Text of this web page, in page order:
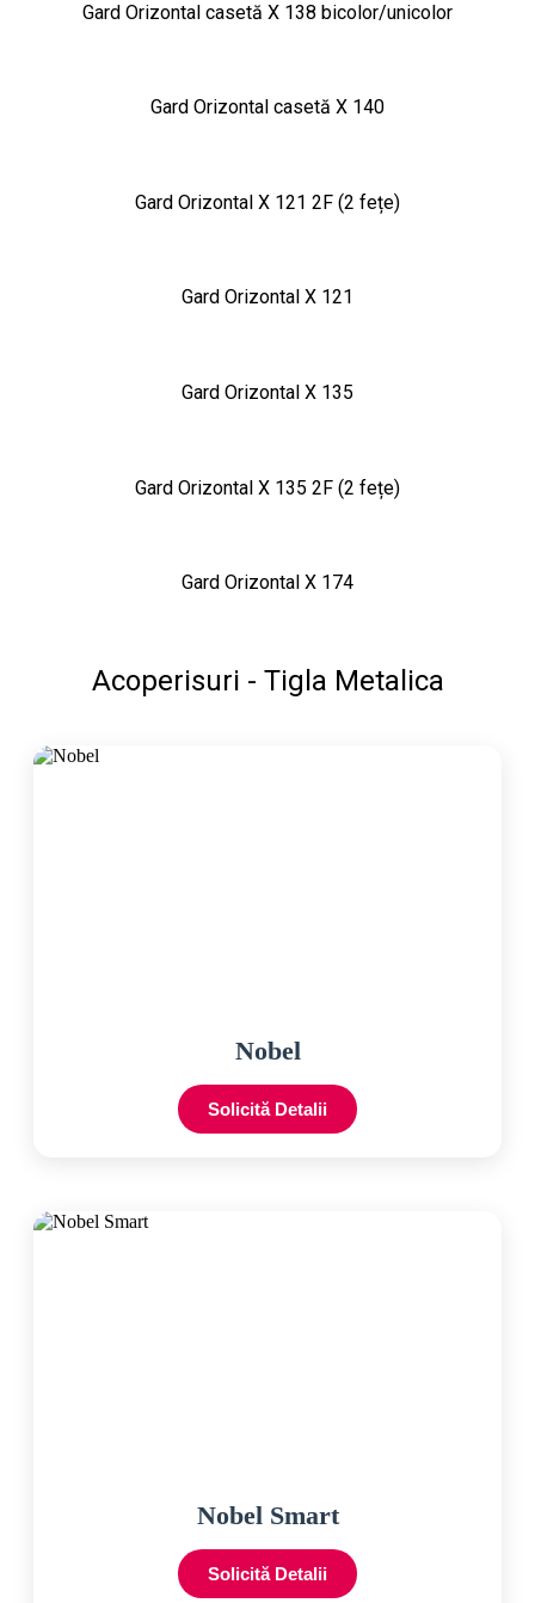
Gard Orizontal casetă X 138 bicolor/unicolor
Gard Orizontal casetă X 140
Gard Orizontal X 121 2F (2 fețe)
Gard Orizontal X 121
Gard Orizontal X 135
Gard Orizontal X 135 2F (2 fețe)
Gard Orizontal X 174
Acoperisuri - Tigla Metalica
Nobel
Solicită Detalii
Nobel Smart
Solicită Detalii